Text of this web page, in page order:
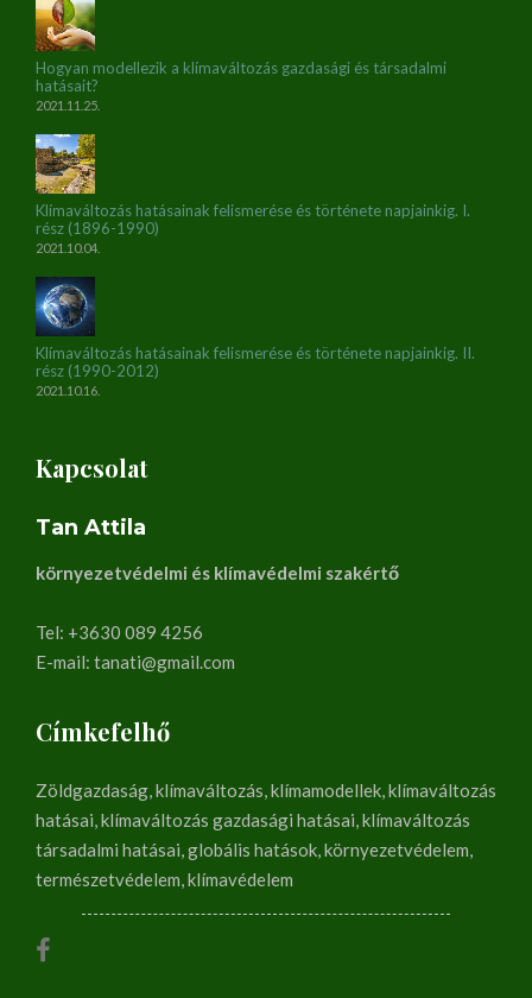
Hogyan modellezik a klímaváltozás gazdasági és társadalmi
hatásait?
2021.11.25.
Klímaváltozás hatásainak felismerése és története napjainkig. I.
rész (1896-1990)
2021.10.04.
Klímaváltozás hatásainak felismerése és története napjainkig. II.
rész (1990-2012)
2021.10.16.
Kapcsolat
Tan Attila
környezetvédelmi és klímavédelmi szakértő
Tel: +3630 089 4256
E-mail: tanati@gmail.com
Címkefelhő
Zöldgazdaság, klímaváltozás, klímamodellek, klímaváltozás
hatásai, klímaváltozás gazdasági hatásai, klímaváltozás
társadalmi hatásai, globális hatások, környezetvédelem,
természetvédelem, klímavédelem